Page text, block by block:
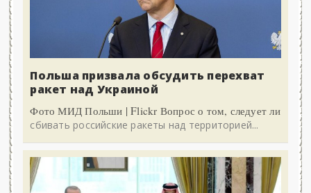
Польша призвала обсудить перехват
ракет над Украиной
Фото МИД Польши | Flickr Вопрос о том, следует ли
сбивать российские ракеты над территорией...